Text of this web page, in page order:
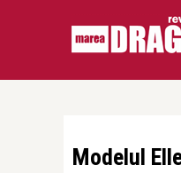
Modelul